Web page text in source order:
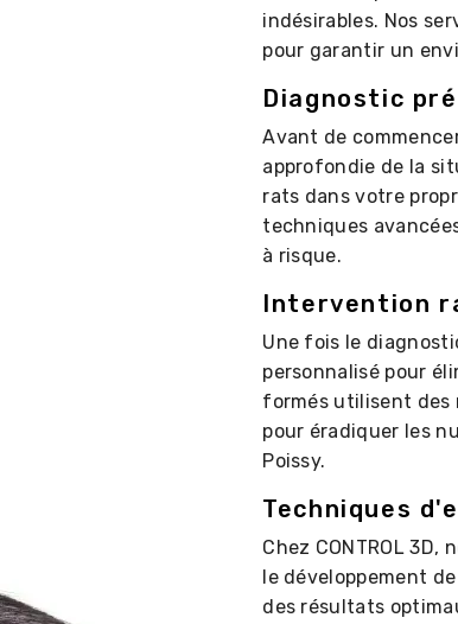
indésirables. Nos
pour garantir un
Diagnostic
Avant de
approfondie de la
rats dans votre
techniques
à risque.
Intervention
Une fois le
personnalisé pour
formés utilisent des
pour éradiquer les
Poissy.
Techniques
Chez CONTROL
le développement
des résultats